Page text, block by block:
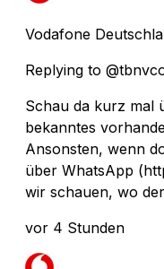
Vodafone
Replying to
Schau da kurz mal
bekanntes
Ansonsten, wenn
über WhatsApp
wir schauen, wo
vor 4 Stunden